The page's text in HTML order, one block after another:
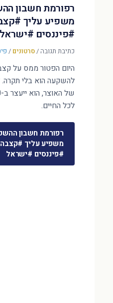
רפורמת חשבון
משפיע עליך
#פיננסים #ישראל
כתיבת תגובה/סרטונים /
היום הפטור ממס על
להשקעה הוא בלי
לכל החיים.
רפורמת חשבון
משפיע עליך
#פיננסים #ישראל